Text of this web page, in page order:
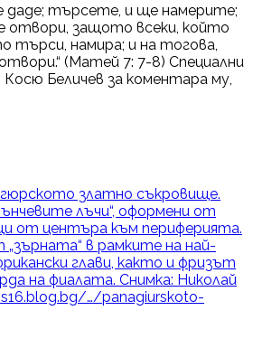
даде; търсете, и ще намерите;
отвори, защото всеки, който
търси, намира; и на тогова,
(Матей 7: 7-8) Специални
Беличев за коментара му,